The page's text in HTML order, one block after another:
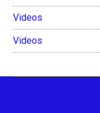
Videos
Videos